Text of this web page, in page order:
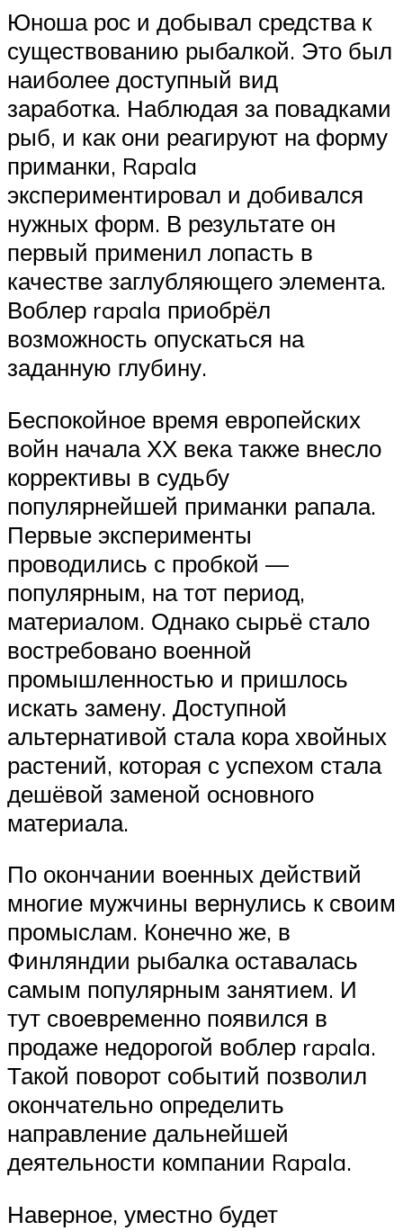
Юноша рос и добывал средства к
существованию рыбалкой. Это был
наиболее доступный вид
заработка. Наблюдая за повадками
рыб, и как они реагируют на форму
приманки, Rapala
экспериментировал и добивался
нужных форм. В результате он
первый применил лопасть в
качестве заглубляющего элемента.
Воблер rapala приобрёл
возможность опускаться на
заданную глубину.
Беспокойное время европейских
войн начала ХХ века также внесло
коррективы в судьбу
популярнейшей приманки рапала.
Первые эксперименты
проводились с пробкой —
популярным, на тот период,
материалом. Однако сырьё стало
востребовано военной
промышленностью и пришлось
искать замену. Доступной
альтернативой стала кора хвойных
растений, которая с успехом стала
дешёвой заменой основного
материала.
По окончании военных действий
многие мужчины вернулись к своим
промыслам. Конечно же, в
Финляндии рыбалка оставалась
самым популярным занятием. И
тут своевременно появился в
продаже недорогой воблер rapala.
Такой поворот событий позволил
окончательно определить
направление дальнейшей
деятельности компании Rapala.
Наверное, уместно будет